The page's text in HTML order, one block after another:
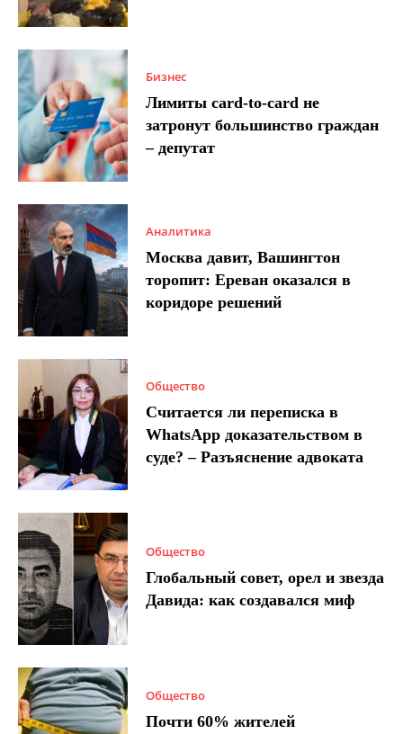
Бизнес
Лимиты card-to-card не
затронут большинство граждан
– депутат
Аналитика
Москва давит, Вашингтон
торопит: Ереван оказался в
коридоре решений
Общество
Считается ли переписка в
WhatsApp доказательством в
суде? – Разъяснение адвоката
Общество
Глобальный совет, орел и звезда
Давида: как создавался миф
Общество
Почти 60% жителей